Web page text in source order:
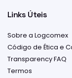
Links Úteis
Sobre a Logcomex
Código de Ética e
Transparency FAQ
Termos